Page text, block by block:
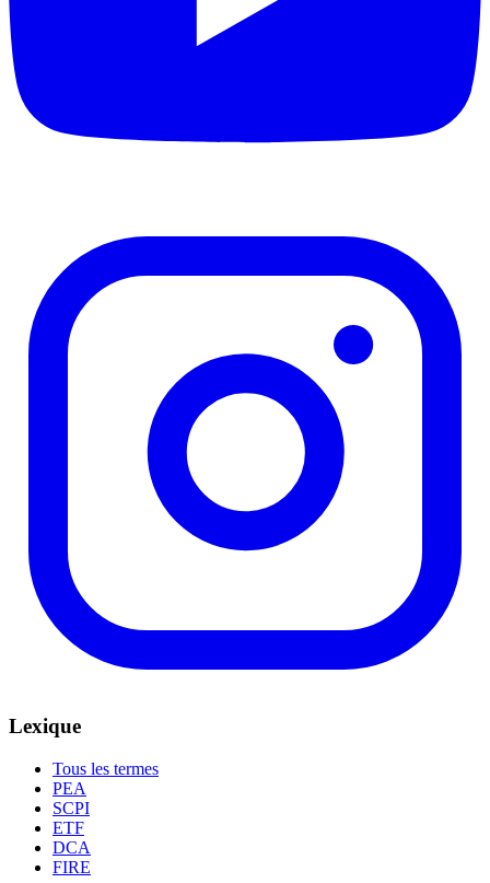
Lexique
Tous les termes
PEA
SCPI
ETF
DCA
FIRE